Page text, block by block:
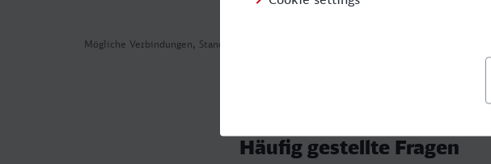
Mögliche Verbindungen, Stand: 2026-08-05 16:30
Häufig gestellte Fragen